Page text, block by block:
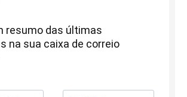
resumo das últimas
na sua caixa de correio